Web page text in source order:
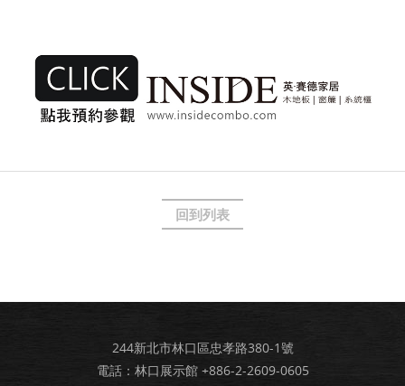
回到列表
244新北市林口區忠孝路380-1號
電話：林口展示館 +886-2-2609-0605